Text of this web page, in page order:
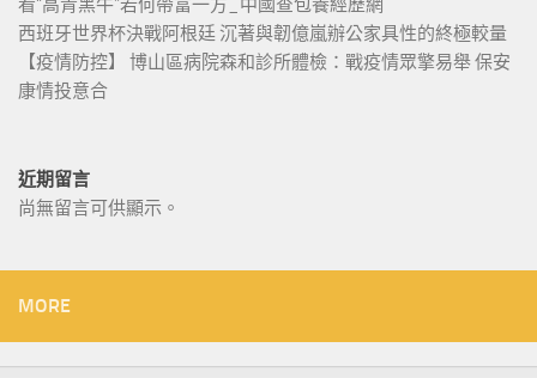
看“高青黑牛”若何帶富一方_中國查包養經歷網
西班牙世界杯決戰阿根廷 沉著與韌億嵐辦公家具性的終極較量
【疫情防控】 博山區病院森和診所體檢：戰疫情眾擎易舉 保安
康情投意合
近期留言
尚無留言可供顯示。
MORE